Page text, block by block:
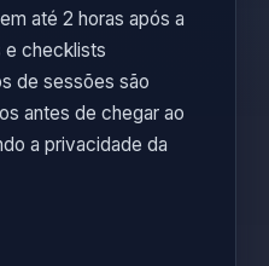
até 2 horas após a
e checklists
de sessões são
antes de chegar ao
a privacidade da